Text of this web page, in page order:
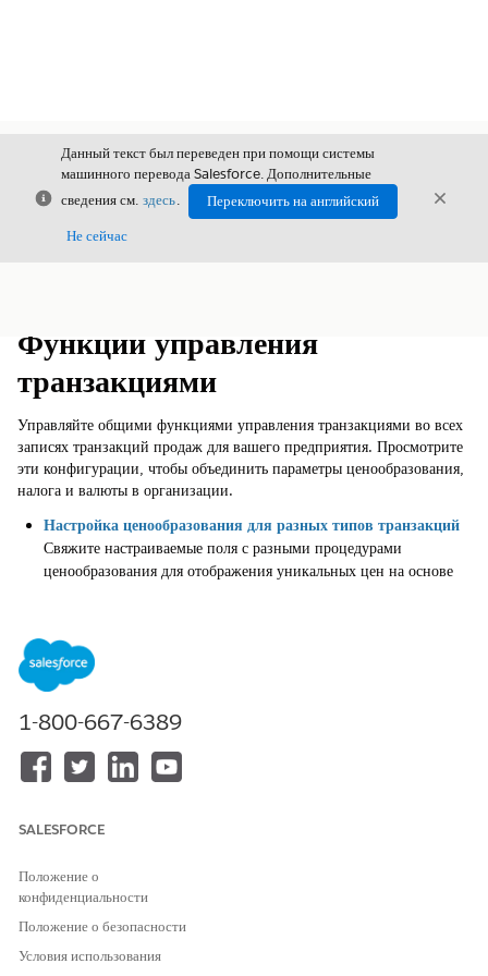
Закрыть
Данный текст был переведен при помощи системы
машинного перевода Salesforce. Дополнительные
сведения см. здесь.
Переключить на английский
Не сейчас
Функции управления
транзакциями
Управляйте общими функциями управления транзакциями во всех
записях транзакций продаж для вашего предприятия. Просмотрите
эти конфигурации, чтобы объединить параметры ценообразования,
налога и валюты в организации.
Настройка ценообразования для разных типов транзакций
Свяжите настраиваемые поля с разными процедурами
ценообразования для отображения уникальных цен на основе
стандартное ценообразование.
Множественная валюта для транзакций
Включите мультивалюту, чтобы помочь пользователям
выполнять операции в разных глобальных единицах. Система
определения валюты транзакции.
Настройте поправки заголовка, чтобы помочь торговым
Используйте элемент службы распространения скидок (DDS) в
процедурах ценообразования для поддержки этой функции.
Налоговые конфигурации в управлении транзакциями
Автоматизируйте расчеты налога для облагаемых налогом
1-800-667-6389
SALESFORCE
Положение о
конфиденциальности
Положение о безопасности
Условия использования